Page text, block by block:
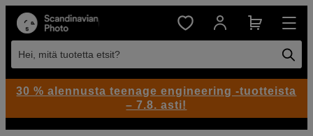
Hei, mitä tuotetta etsit?
30 % alennusta teenage engineering -tuotteista
– 7.8. asti!